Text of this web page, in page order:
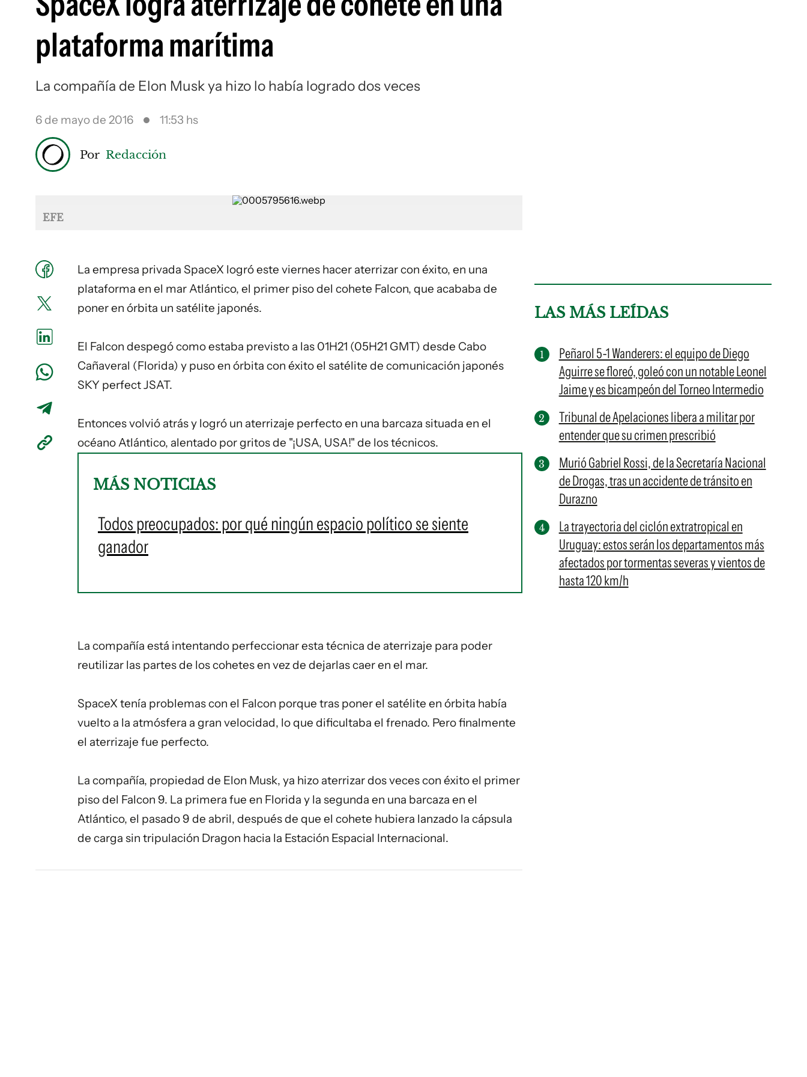
plataforma marítima
La compañía de Elon Musk ya hizo lo había logrado dos veces
6 de mayo de 2016 11:53 hs
Por Redacción
EFE
La empresa privada SpaceX logró este viernes hacer aterrizar con éxito, en una
plataforma en el mar Atlántico, el primer piso del cohete Falcon, que acababa de
poner en órbita un satélite japonés.
El Falcon despegó como estaba previsto a las 01H21 (05H21 GMT) desde Cabo
Cañaveral (Florida) y puso en órbita con éxito el satélite de comunicación japonés
SKY perfect JSAT.
Entonces volvió atrás y logró un aterrizaje perfecto en una barcaza situada en el
océano Atlántico, alentado por gritos de "¡USA, USA!" de los técnicos.
MÁS NOTICIAS
Todos preocupados: por qué ningún espacio político se siente
ganador
La compañía está intentando perfeccionar esta técnica de aterrizaje para poder
reutilizar las partes de los cohetes en vez de dejarlas caer en el mar.
SpaceX tenía problemas con el Falcon porque tras poner el satélite en órbita había
vuelto a la atmósfera a gran velocidad, lo que dificultaba el frenado. Pero finalmente
el aterrizaje fue perfecto.
La compañía, propiedad de Elon Musk, ya hizo aterrizar dos veces con éxito el primer
piso del Falcon 9. La primera fue en Florida y la segunda en una barcaza en el
Atlántico, el pasado 9 de abril, después de que el cohete hubiera lanzado la cápsula
de carga sin tripulación Dragon hacia la Estación Espacial Internacional.
LAS MÁS LEÍDAS
Peñarol 5-1 Wanderers: el equipo de Diego
Aguirre se floreó, goleó con un notable Leonel
Jaime y es bicampeón del Torneo Intermedio
Tribunal de Apelaciones libera a militar por
entender que su crimen prescribió
Murió Gabriel Rossi, de la Secretaría Nacional
de Drogas, tras un accidente de tránsito en
Durazno
La trayectoria del ciclón extratropical en
Uruguay: estos serán los departamentos más
afectados por tormentas severas y vientos de
hasta 120 km/h